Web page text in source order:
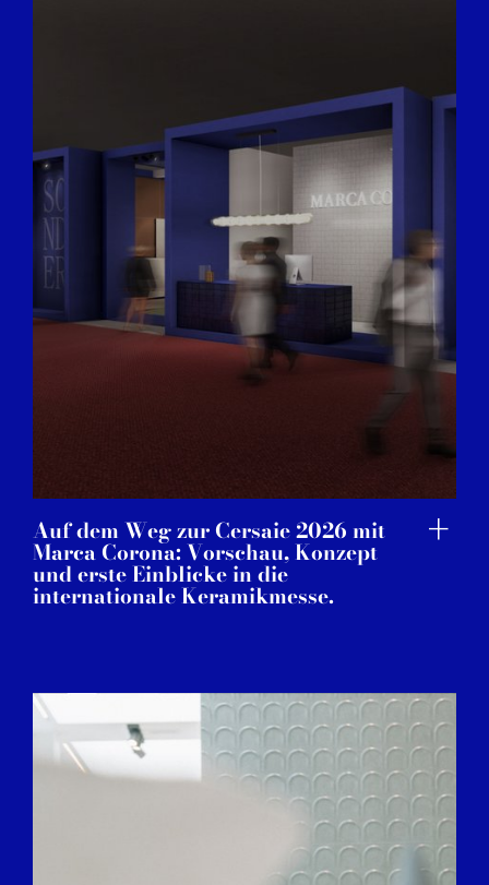
Auf dem Weg zur Cersaie 2026 mit
Marca Corona: Vorschau, Konzept
und erste Einblicke in die
internationale Keramikmesse.